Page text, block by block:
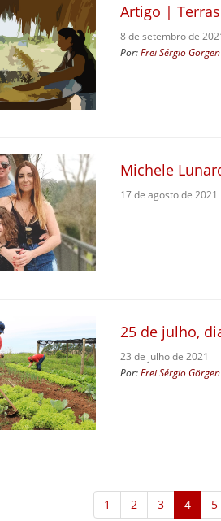
Artigo |
8 de setembro de
Por:Frei Sérgio Görgen
Michele
17 de agosto de 2021
25 de julho,
23 de julho de 2021
Por:Frei Sérgio Görgen
1 2 3 4 5